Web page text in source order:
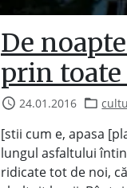
De
prin
24.01.2016
[stii cum e, apasa
lungul asfaltului
ridicate tot de noi,